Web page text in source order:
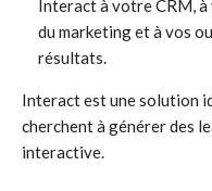
Interact à votre CRM,
du marketing et à vos
résultats.
Interact est une solution
cherchent à générer des
interactive.